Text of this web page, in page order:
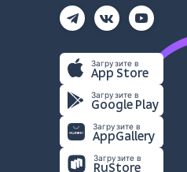
Загрузите в
App Store
Загрузите в
Google Play
Загрузите в
AppGallery
Загрузите в
RuStore